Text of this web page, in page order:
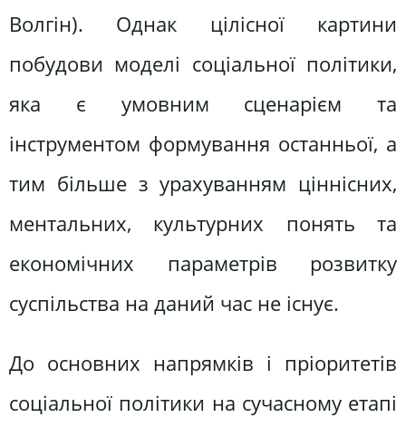
Волгін). Однак цілісної картини
побудови моделі соціальної політики,
яка є умовним сценарієм та
інструментом формування останньої, а
тим більше з урахуванням ціннісних,
ментальних, культурних понять та
економічних параметрів розвитку
суспільства на даний час не існує.
До основних напрямків і пріоритетів
соціальної політики на сучасному етапі